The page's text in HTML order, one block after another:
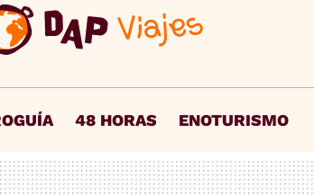
48 HORAS ENOTURISMO